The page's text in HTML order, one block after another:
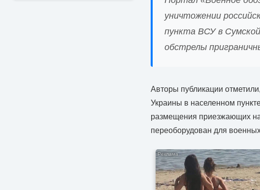
уничтожении
пункта ВСУ в
обстрелы
Авторы публикации
Украины в населенном
размещения приезжающих
переоборудован для